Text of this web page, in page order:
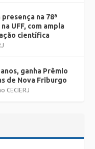
na 78ª
UFF, com ampla
científica
ganha Prêmio
de Nova Friburgo
CECIERJ